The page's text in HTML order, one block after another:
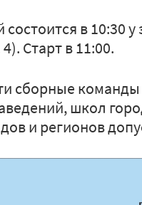
в 10:30
Старт в 11:00.
сборные
школ
и регионов